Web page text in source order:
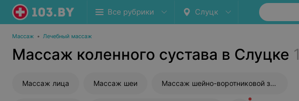
Все рубрики Слуцк
Массаж • Лечебный массаж
Массаж коленного сустава в Слуцке 1
Массаж лица Массаж шеи Массаж шейно-воротниковой зоны